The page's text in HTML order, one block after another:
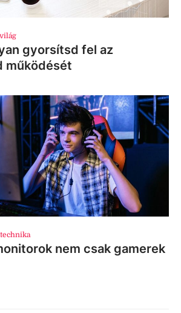
gyorsítsd fel az
működését
nem csak gamerek